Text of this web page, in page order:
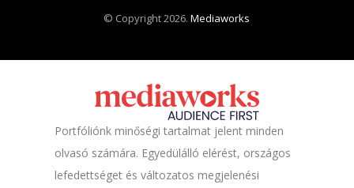
© Copyright 2026.Mediaworks
Portfóliónk minőségi tartalmat jelent minden
olvasó számára. Egyedülálló elérést, országos
lefedettséget és változatos megjelenési